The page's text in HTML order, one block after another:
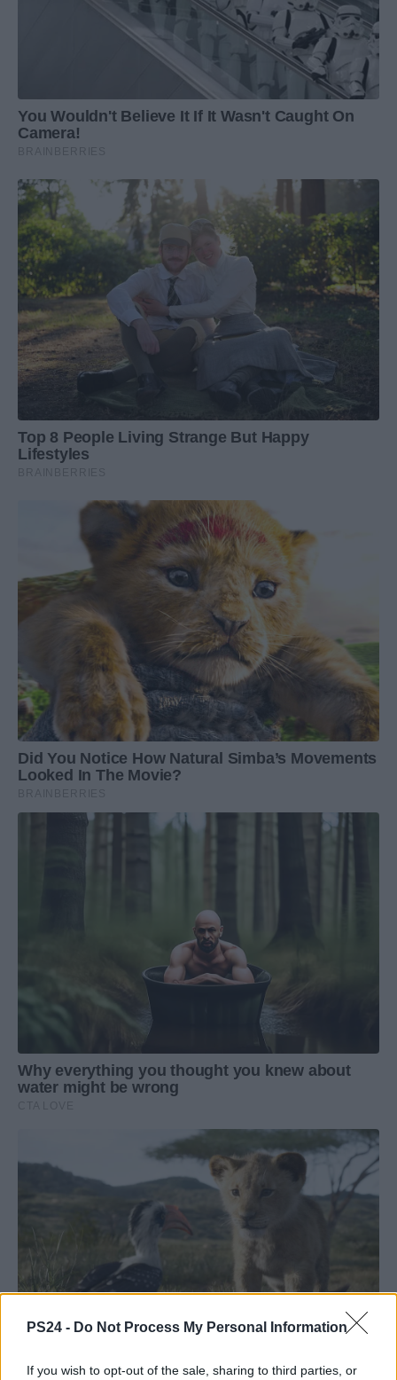
PS24 - Do Not Process My Personal Information
If you wish to opt-out of the sale, sharing to third parties, or